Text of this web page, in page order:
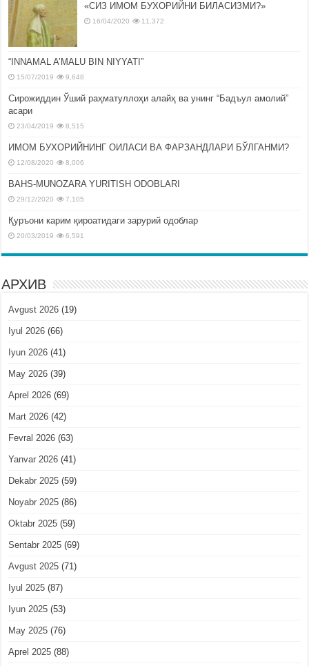
«СИЗ ИМОМ БУХОРИЙНИ БИЛАСИЗМИ?»
16/04/2020 11,372
“INNAMAL A’MALU BIN NIYYATI”
15/07/2019 9,648
Сирожиддин Ўший раҳматуллоҳи алайҳ ва унинг “Бадъул амолий”
асари
23/04/2019 8,515
ИМОМ БУХОРИЙНИНГ ОИЛАСИ ВА ФАРЗАНДЛАРИ БЎЛГАНМИ?
12/08/2020 8,006
BAHS-MUNOZARA YURITISH ODOBLARI
29/12/2020 7,105
Қуръони карим қироатидаги зарурий одоблар
20/03/2019 6,591
АРХИВ
Avgust 2026 (19)
Iyul 2026 (66)
Iyun 2026 (41)
May 2026 (39)
Aprel 2026 (69)
Mart 2026 (42)
Fevral 2026 (63)
Yanvar 2026 (41)
Dekabr 2025 (59)
Noyabr 2025 (86)
Oktabr 2025 (59)
Sentabr 2025 (69)
Avgust 2025 (71)
Iyul 2025 (87)
Iyun 2025 (53)
May 2025 (76)
Aprel 2025 (88)